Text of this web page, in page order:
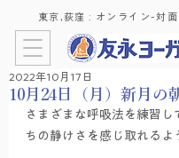
東京,荻窪 : ​オンライン-対
10月24日（月）新月の
2022年10月17日
さまざまな呼吸法を練習し
ちの静けさを感じ取れるよ